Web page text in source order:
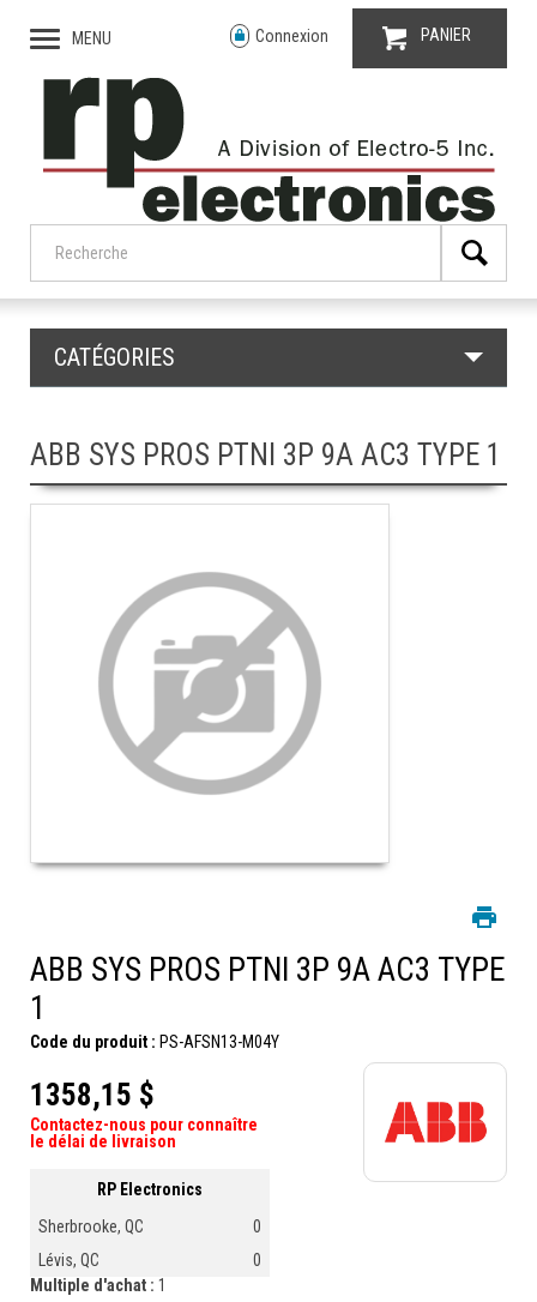
MENU Connexion PANIER
CATÉGORIES
ABB SYS PROS PTNI 3P 9A AC3 TYPE 1
ABB SYS PROS PTNI 3P 9A AC3 TYPE
1
Code du produit : PS-AFSN13-M04Y
1358,15 $
Contactez-nous pour connaître
le délai de livraison
RP Electronics
Sherbrooke, QC
0
Lévis, QC
0
Multiple d'achat : 1